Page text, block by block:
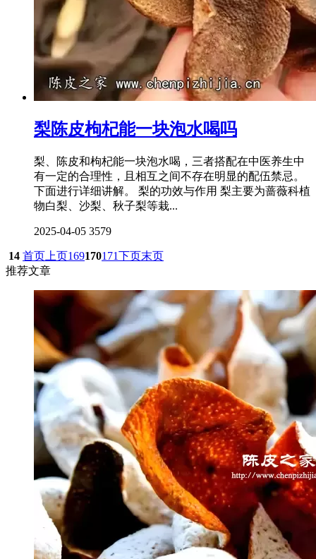
梨陈皮枸杞能一块泡水喝吗
梨、陈皮和枸杞能一块泡水喝，三者搭配在中医养生中
有一定的合理性，且相互之间不存在明显的配伍禁忌。
下面进行详细讲解。 梨的功效与作用 梨主要为蔷薇科植
物白梨、沙梨、秋子梨等栽...
2025-04-05 3579
14 首页 上页169170171下页末页
推荐文章